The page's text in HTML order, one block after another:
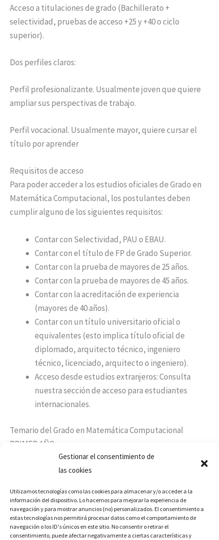
Gestionar el consentimiento de
las cookies
Utilizamos tecnologías como las cookies para almacenar y/o acceder a la
información del dispositivo. Lo hacemos para mejorar la experiencia de
navegación y para mostrar anuncios (no) personalizados. El consentimiento a
estas tecnologías nos permitirá procesar datos como el comportamiento de
navegación o los ID's únicos en este sitio. No consentir o retirar el
consentimiento, puede afectar negativamente a ciertas características y
Acceso a titulaciones de grado (Bachillerato +
selectividad, pruebas de acceso +25 y +40 o ciclo
superior).​
Dos perfiles claros:​
Perfil profesionalizante. Usualmente joven que quiere
ampliar sus perspectivas de trabajo.​
Perfil vocacional. Usualmente mayor, quiere cursar el
título por aprender
Requisitos de acceso
Para poder acceder a los estudios oficiales de Grado en
Matemática Computacional, los postulantes deben
cumplir alguno de los siguientes requisitos:
Contar con Selectividad, PAU o EBAU.
Contar con el título de FP de Grado Superior.
Contar con la prueba de mayores de 25 años.
Contar con la prueba de mayores de 45 años.
Contar con la acreditación de experiencia
(mayores de 40 años).
Contar con un título universitario oficial o
equivalentes (esto implica título oficial de
diplomado, arquitecto técnico, ingeniero
técnico, licenciado, arquitecto o ingeniero).
Acceso desde estudios extranjeros: Consulta
nuestra sección de acceso para estudiantes
internacionales.
Temario del Grado en Matemática Computacional
PRIMER AÑO
PRIMER CUATRIMESTRE
• Álgebra y Matemática Discreta
• Estadística
• Fundamentos Físicos de la Computación